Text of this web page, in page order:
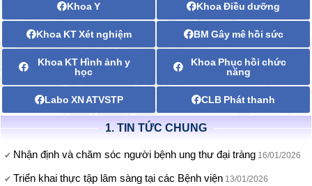
Khoa Y Khoa Điều dưỡng
Khoa KT Xét nghiệm BM Gây mê hồi sức
Khoa KT Hình ảnh y
học
Khoa Phục hồi chức
năng
Labo XN ATVSTP CLB Phát thanh
1. TIN TỨC CHUNG
Nhận định và chăm sóc người bệnh ung thư đại tràng 16/01/2026
Triển khai thực tập lâm sàng tại các Bệnh viện 13/01/2026